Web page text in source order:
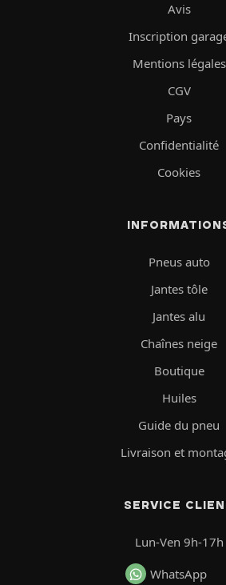
Avis
Inscription
Mentions légales
CGV
Pays
Confidentialité
Cookies
Pneus auto
Jantes tôle
Jantes alu
Chaînes neige
Boutique
Huiles
Guide du pneu
Livraison et
SERVICE
Lun-Ven 9h-17h
WhatsApp